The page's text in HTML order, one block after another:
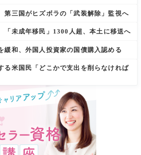
第三国がヒズボラの「武装解除」監視へ
「未成年移民」1300人超、本土に移送へ
緩和、外国人投資家の国債購入認める
る米国民「どこかで支出を削らなければ